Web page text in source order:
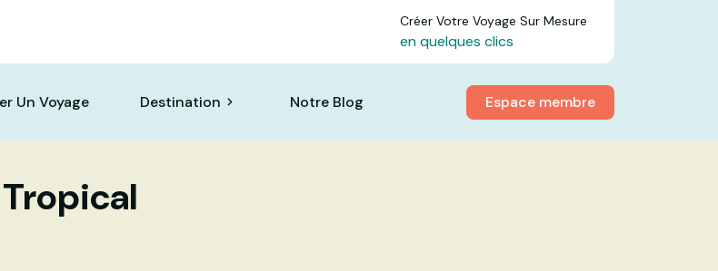
Créer Votre Voyage Sur Mesure
en quelques clics
Un Voyage Destination Notre Blog Espace membre